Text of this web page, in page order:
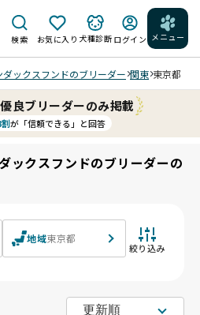
検索 お気に入り 犬種診断 ログイン メニュー
ックスフンドのブリーダー 関東 東京都
優良ブリーダーのみ掲載
が「信頼できる」と回答
ックスフンドのブリーダーの
フンド カニンヘンダックスフンド(ロン
地域東京都
絞り込み